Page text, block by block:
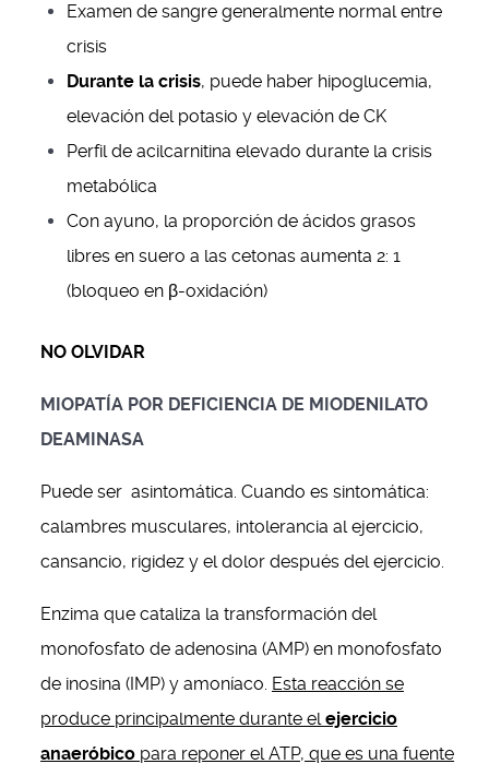
Examen de sangre generalmente normal entre
crisis
Durante la crisis, puede haber hipoglucemia,
elevación del potasio y elevación de CK
Perfil de acilcarnitina elevado durante la crisis
metabólica
Con ayuno, la proporción de ácidos grasos
libres en suero a las cetonas aumenta 2: 1
(bloqueo en β-oxidación)
NO OLVIDAR
MIOPATÍA POR DEFICIENCIA DE MIODENILATO
DEAMINASA
Puede ser asintomática. Cuando es sintomática:
calambres musculares, intolerancia al ejercicio,
cansancio, rigidez y el dolor después del ejercicio.
Enzima que cataliza la transformación del
monofosfato de adenosina (AMP) en monofosfato
de inosina (IMP) y amoníaco. Esta reacción se
produce principalmente durante elejercicio
anaeróbico para reponer el ATP, que es una fuente